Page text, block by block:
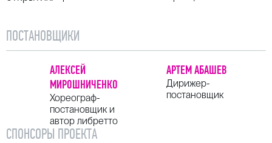
ПОСТАНОВЩИКИ
АЛЕКСЕЙ
МИРОШНИЧЕНКО
Хореограф-
постановщик и
автор либретто
АРТЕМ АБАШЕВ
Дирижер-
постановщик
СПОНСОРЫ ПРОЕКТА